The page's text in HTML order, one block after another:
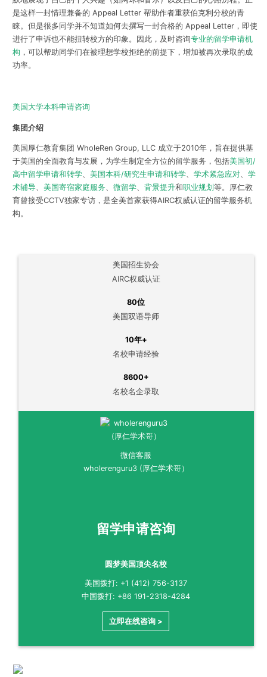
是这样一封情理兼备的 Appeal Letter 帮助作者重获伯克利分校的青
睐。但是很多同学并不知道如何去撰写一封合格的 Appeal Letter，即使
进行了申诉也不能扭转校方的印象。因此，及时咨询专业的留学申请机
构 ，可以帮助同学们在被理想学校拒绝的前提下，增加被再次录取的成
功率。
美国大学本科申请咨询
集团介绍
美国厚仁教育集团 WholeRen Group, LLC 成立于2010年，旨在提供基
于美国的全面教育与发展，为学生制定全方位的留学服务，包括美国初/
高中留学申请和转学、 美国本科/研究生申请和转学、 学术紧急应对、 学
术辅导、 美国寄宿家庭服务、 微留学、 背景提升和职业规划 等。厚仁教
育曾接受CCTV独家专访，是全美首家获得AIRC权威认证的留学服务机
构。
美国招生协会
AIRC权威认证
80位
美国双语导师
10年+
名校申请经验
8600+
名校名企录取
微信客服
wholerenguru3 (厚仁学术哥）
留学申请咨询
圆梦美国顶尖名校
美国拨打: +1 (412) 756-3137
中国拨打: +86 191-2318-4284
立即在线咨询 >